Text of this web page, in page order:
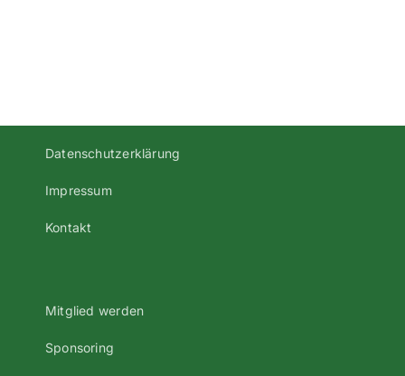
Datenschutzerklärung
Impressum
Kontakt
Mitglied werden
Sponsoring